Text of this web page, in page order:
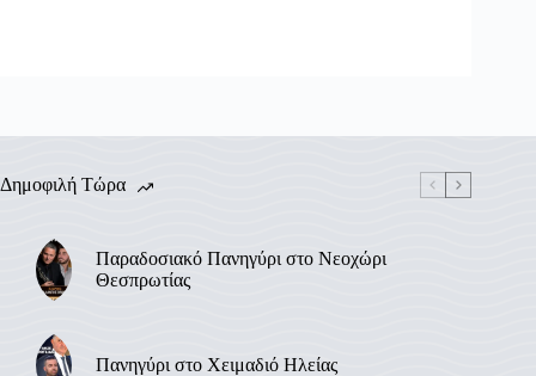
Δημοφιλή Τώρα
Παραδοσιακό Πανηγύρι στο Νεοχώρι
Θεσπρωτίας
Πανηγύρι στο Χειμαδιό Ηλείας